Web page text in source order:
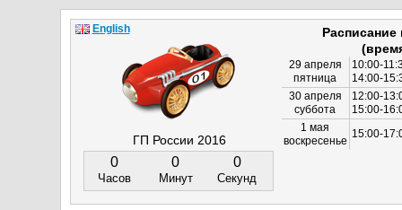
ГП России 2016
0
Часов
0
Минут
0
Секунд
29 апреля
пятница
10:00-
14:00-
30 апреля
суббота
12:00-
15:00-
1 мая
воскресенье
15:00-
English